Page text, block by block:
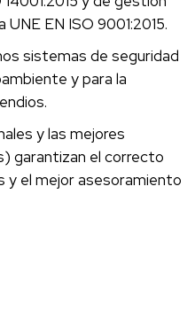
EN ISO 9001:2015.
sistemas de seguridad
y para la
y las mejores
garantizan el correcto
el mejor asesoramiento